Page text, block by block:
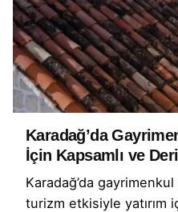
Karadağ’da
İçin Kapsamlı ve
Karadağ’da
turizm etkisiyle yatırım